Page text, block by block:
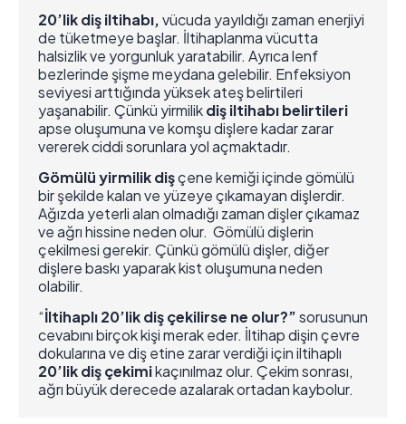
20’lik diş iltihabı,vücuda yayıldığı zaman enerjiyi
de tüketmeye başlar. İltihaplanma vücutta
halsizlik ve yorgunluk yaratabilir. Ayrıca lenf
bezlerinde şişme meydana gelebilir. Enfeksiyon
seviyesi arttığında yüksek ateş belirtileri
yaşanabilir. Çünkü yirmilikdiş iltihabı belirtileri
apse oluşumuna ve komşu dişlere kadar zarar
vererek ciddi sorunlara yol açmaktadır.
Gömülü yirmilik dişçene kemiği içinde gömülü
bir şekilde kalan ve yüzeye çıkamayan dişlerdir.
Ağızda yeterli alan olmadığı zaman dişler çıkamaz
ve ağrı hissine neden olur. Gömülü dişlerin
çekilmesi gerekir. Çünkü gömülü dişler, diğer
dişlere baskı yaparak kist oluşumuna neden
olabilir.
“İltihaplı 20’lik diş çekilirse ne olur?”sorusunun
cevabını birçok kişi merak eder. İltihap dişin çevre
dokularına ve diş etine zarar verdiği için iltihaplı
20’lik diş çekimikaçınılmaz olur. Çekim sonrası,
ağrı büyük derecede azalarak ortadan kaybolur.